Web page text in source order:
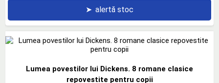
➤ alertă stoc
Lumea povestilor lui Dickens. 8 romane clasice
repovestite pentru copii